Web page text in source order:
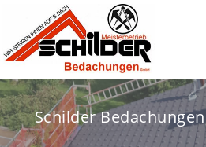
Schilder Bedachungen